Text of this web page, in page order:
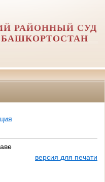
РАЙОННЫЙ СУД
версия для печати